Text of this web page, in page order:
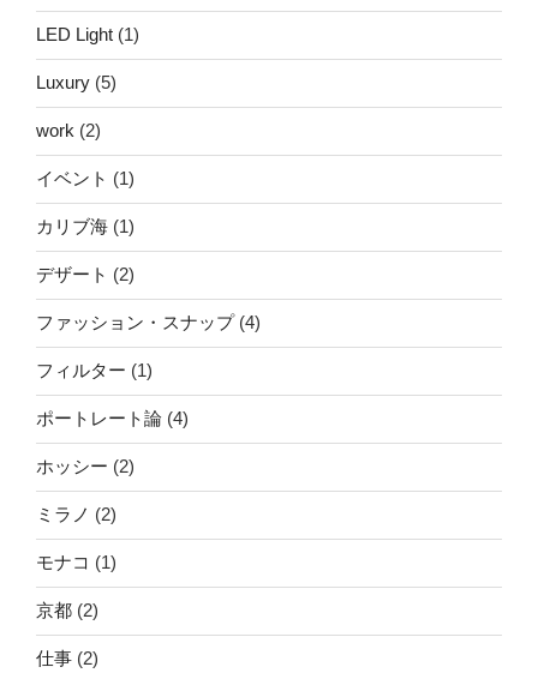
LED Light (1)
Luxury (5)
work (2)
イベント (1)
カリブ海 (1)
デザート (2)
ファッション・スナップ(4)
フィルター (1)
ポートレート論 (4)
ホッシー (2)
ミラノ (2)
モナコ (1)
京都 (2)
仕事 (2)